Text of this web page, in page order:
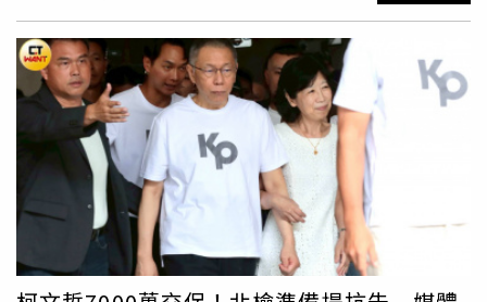
壇直球對決。據了解，屆時可望針對藍營基層黨員及泛藍陣
營最關切的四大議題交鋒：首先是誰最適合掌2026與2028
大選兵符，還有誰是最佳「造王者」，以及誰最能整合民眾
黨在野力量重返執政，最後也關注誰最有能力處理兩岸論述
爭取台灣和平與安全，屆時將比拚論述和交互發問，希望藉
此凸顯各自的政治理念和領導力，希望爭取黨員認同。提問
人之一的前立委蔡正元與前台北縣長周錫瑋都強調，屆時提
問絕對尖銳，不會手軟！此外，網紅「館長」也將擔任彩蛋
提問人，要黨主席參選人直球接招。值得一提的是，這次主
辦單位中天新聞特別安排重磅彩蛋提問環節，除了館長外，
更將有各類神祕重磅提問人事先錄好問題，由參選人當場選